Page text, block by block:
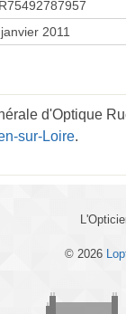
2011
d'Optique
sur-Loire.
© 2026